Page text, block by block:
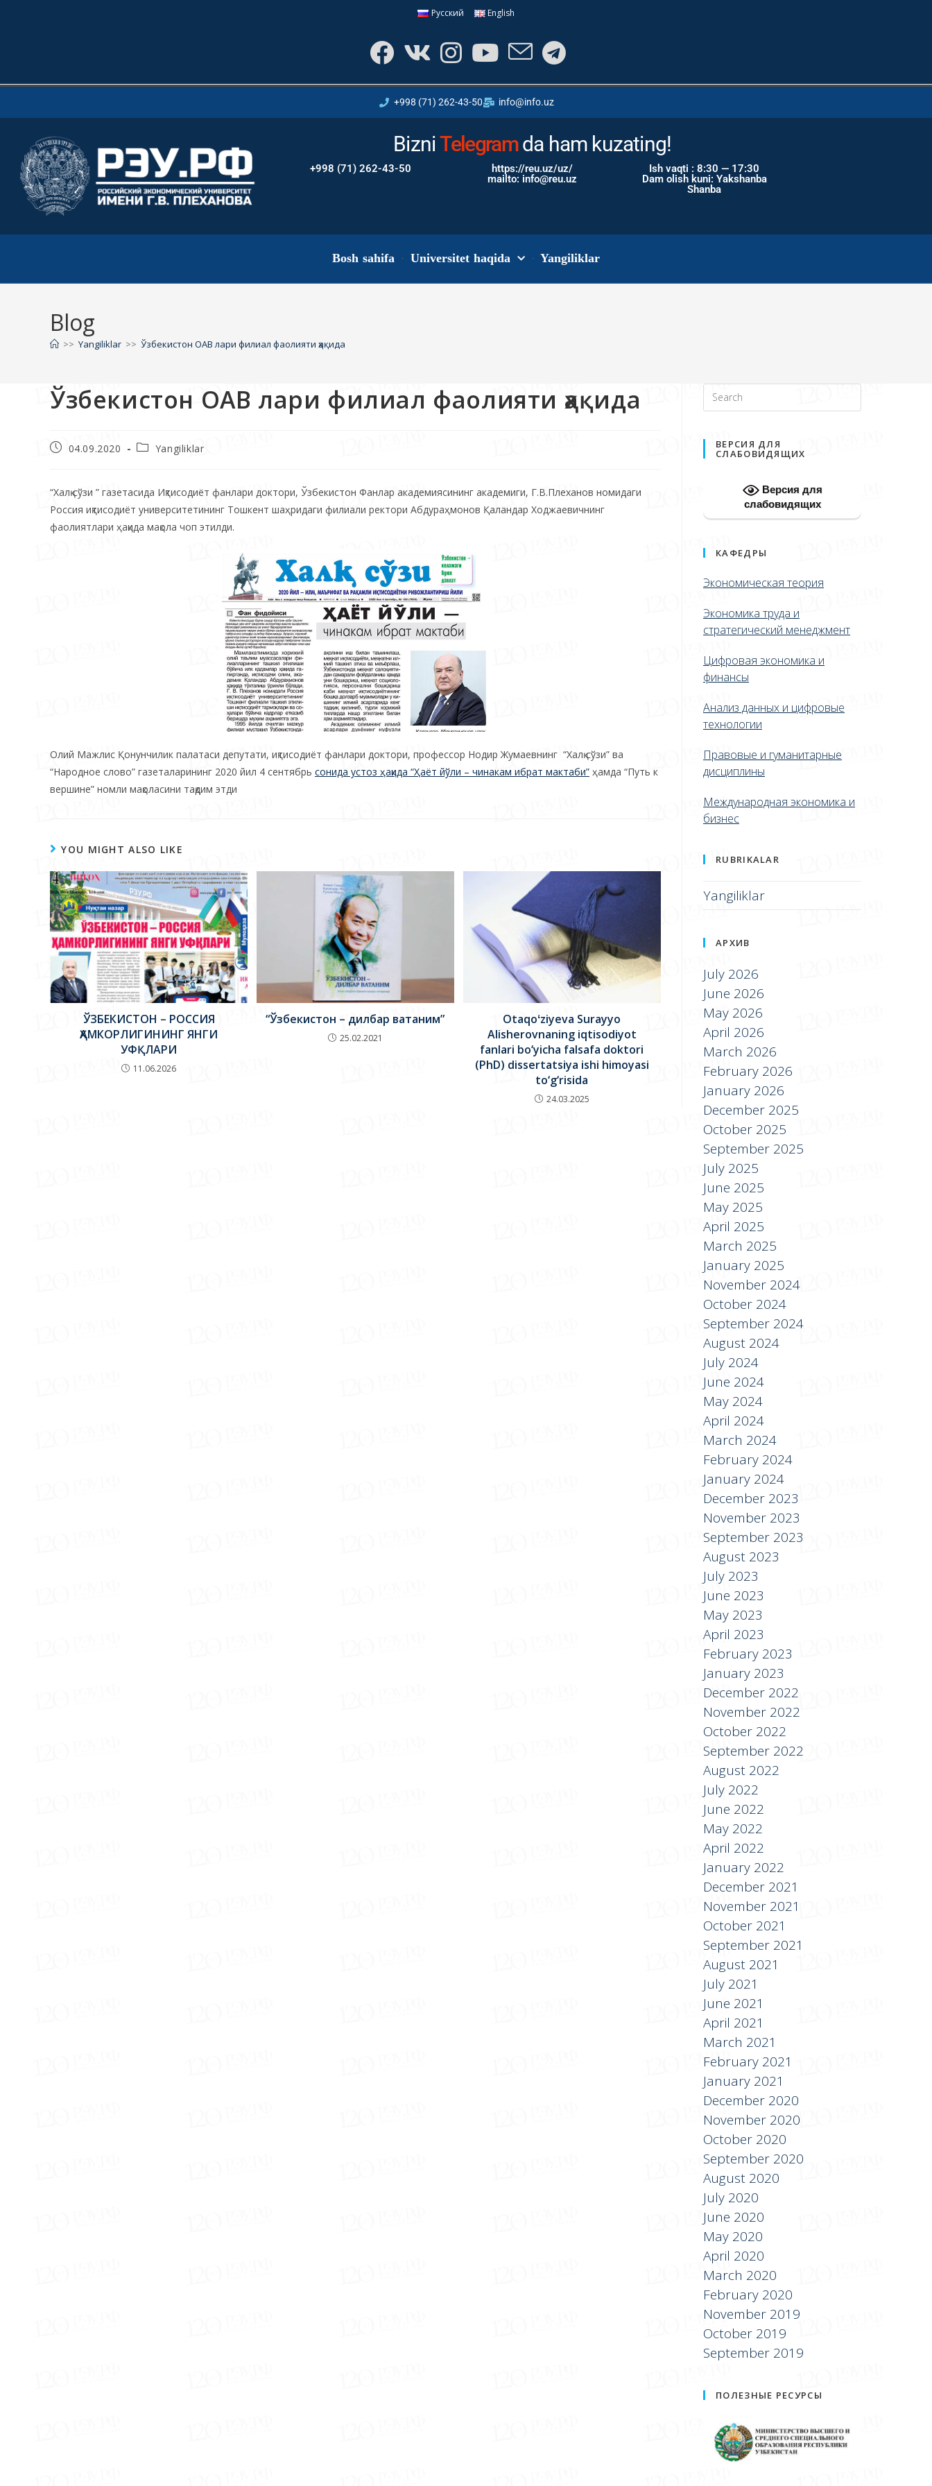
Русский English
+998 (71) 262-43-50 info@info.uz
Bizni Instagram da ham kuzating!
+998 (71) 262-43-50
https://reu.uz/uz/
mailto: info@reu.uz
Ish vaqti : 8:30 — 17:30
Dam olish kuni: Yakshanba
Shanba
Bosh sahifa Universitet haqida Yangiliklar
Blog
>> Yangiliklar >> Ўзбекистон ОАВ лари филиал фаолияти ҳақида
Ўзбекистон ОАВ лари филиал фаолияти ҳақида
04.09.2020 Yangiliklar
“Халқ сўзи ” газетасида Иқтисодиёт фанлари доктори, Ўзбекистон Фанлар академиясининг академиги, Г.В.Плеханов номидаги
Россия иқтисодиёт университетининг Тошкент шаҳридаги филиали ректори Абдураҳмонов Қаландар Ходжаевичнинг
фаолиятлари ҳақида мақола чоп этилди.
Олий Мажлис Қонунчилик палатаси депутати, иқтисодиёт фанлари доктори, профессор Нодир Жумаевнинг “Халқ сўзи” ва
“Народное слово” газеталарининг 2020 йил 4 сентябрь сонида устоз ҳақида “Ҳаёт йўли – чинакам ибрат мактаби” ҳамда “Путь к
вершине” номли мақоласини тақдим этди
YOU MIGHT ALSO LIKE
ЎЗБЕКИСТОН – РОССИЯ
ҲАМКОРЛИГИНИНГ ЯНГИ
УФҚЛАРИ
11.06.2026
“Ўзбекистон – дилбар ватаним”
25.02.2021
Otaqoʻziyeva Surayyo
Alisherovnaning iqtisodiyot
fanlari bo‘yicha falsafa doktori
(PhD) dissertatsiya ishi himoyasi
to‘g‘risida
24.03.2025
ВЕРСИЯ ДЛЯ
СЛАБОВИДЯЩИХ
Версия для
слабовидящих
КАФЕДРЫ
Экономическая теория
Экономика труда и
стратегический менеджмент
Цифровая экономика и
финансы
Анализ данных и цифровые
технологии
Правовые и гуманитарные
дисциплины
Международная экономика и
бизнес
RUBRIKALAR
Yangiliklar
АРХИВ
July 2026
June 2026
May 2026
April 2026
March 2026
February 2026
January 2026
December 2025
October 2025
September 2025
July 2025
June 2025
May 2025
April 2025
March 2025
January 2025
November 2024
October 2024
September 2024
August 2024
July 2024
June 2024
May 2024
April 2024
March 2024
February 2024
January 2024
December 2023
November 2023
September 2023
August 2023
July 2023
June 2023
May 2023
April 2023
February 2023
January 2023
December 2022
November 2022
October 2022
September 2022
August 2022
July 2022
June 2022
May 2022
April 2022
January 2022
December 2021
November 2021
October 2021
September 2021
August 2021
July 2021
June 2021
April 2021
March 2021
February 2021
January 2021
December 2020
November 2020
October 2020
September 2020
August 2020
July 2020
June 2020
May 2020
April 2020
March 2020
February 2020
November 2019
October 2019
September 2019
ПОЛЕЗНЫЕ РЕСУРСЫ